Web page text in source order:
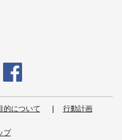
的について 行動計画
プ